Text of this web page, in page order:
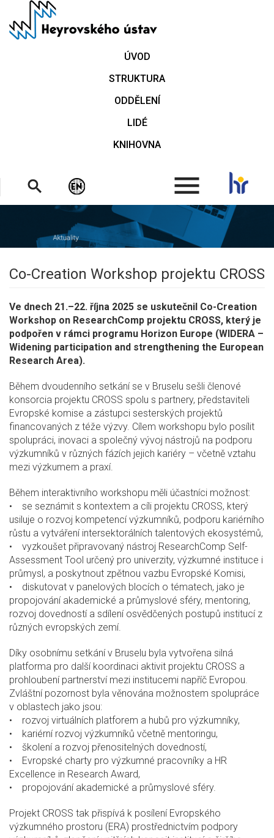
hlavnímu
ÚVOD
STRUKTURA
ODDĚLENÍ
LIDÉ
KNIHOVNA
.
Co-Creation Workshop projektu CROSS
Ve dnech 21.–22. října 2025 se uskutečnil Co-Creation
Workshop on ResearchComp projektu CROSS, který je
podpořen v rámci programu Horizon Europe (WIDERA –
Widening participation and strengthening the European
Research Area).
Během dvoudenního setkání se v Bruselu sešli členové
konsorcia projektu CROSS spolu s partnery, představiteli
Evropské komise a zástupci sesterských projektů
financovaných z téže výzvy. Cílem workshopu bylo posílit
spolupráci, inovaci a společný vývoj nástrojů na podporu
výzkumníků v různých fázích jejich kariéry – včetně vztahu
mezi výzkumem a praxí.
Během interaktivního workshopu měli účastníci možnost:
• se seznámit s kontextem a cíli projektu CROSS, který
usiluje o rozvoj kompetencí výzkumníků, podporu kariérního
růstu a vytváření intersektorálních talentových ekosystémů,
• vyzkoušet připravovaný nástroj ResearchComp Self-
Assessment Tool určený pro univerzity, výzkumné instituce i
průmysl, a poskytnout zpětnou vazbu Evropské Komisi,
• diskutovat v panelových blocích o tématech, jako je
propojování akademické a průmyslové sféry, mentoring,
rozvoj dovedností a sdílení osvědčených postupů institucí z
různých evropských zemí.
Díky osobnímu setkání v Bruselu byla vytvořena silná
platforma pro další koordinaci aktivit projektu CROSS a
prohloubení partnerství mezi institucemi napříč Evropou.
Zvláštní pozornost byla věnována možnostem spolupráce
v oblastech jako jsou:
• rozvoj virtuálních platforem a hubů pro výzkumníky,
• kariérní rozvoj výzkumníků včetně mentoringu,
• školení a rozvoj přenositelných dovedností,
• Evropské charty pro výzkumné pracovníky a HR
Excellence in Research Award,
• propojování akademické a průmyslové sféry.
Projekt CROSS tak přispívá k posílení Evropského
výzkumného prostoru (ERA) prostřednictvím podpory